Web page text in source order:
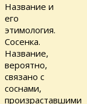
Название и
его
этимология.
Сосенка.
Название,
вероятно,
связано с
соснами,
произраставшими